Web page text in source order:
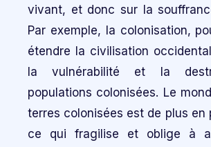
vivant, et donc sur la
Par exemple, la colonisation,
étendre la civilisation
la vulnérabilité et la
populations colonisées. Le
terres colonisées est de plus en
ce qui fragilise et oblige à